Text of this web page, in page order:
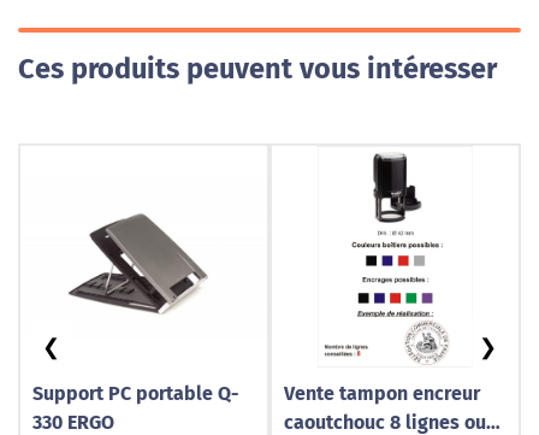
Ces produits peuvent vous intéresser
Support PC portable Q-
330 ERGO
Vente tampon encreur
caoutchouc 8 lignes ou
❮ ❯